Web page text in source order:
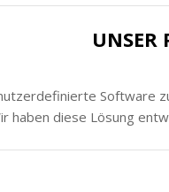
UNSER
Software
haben diese Lösung